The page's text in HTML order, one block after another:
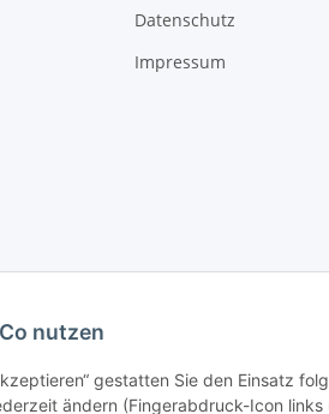
Datenschutz
Impressum
nutzen
gestatten Sie den Einsatz
ändern (Fingerabdruck-Icon